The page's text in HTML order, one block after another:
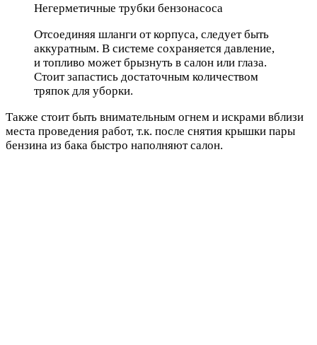
Негерметичные трубки бензонасоса
Отсоединяя шланги от корпуса, следует быть
аккуратным. В системе сохраняется давление,
и топливо может брызнуть в салон или глаза.
Стоит запастись достаточным количеством
тряпок для уборки.
Также стоит быть внимательным огнем и искрами вблизи
места проведения работ, т.к. после снятия крышки пары
бензина из бака быстро наполняют салон.